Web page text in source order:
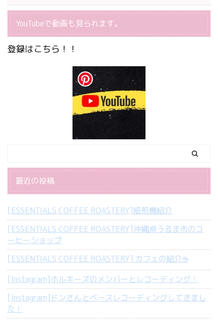
YouTubeで動画も見られます。
登録はこちら！！
最近の投稿
[ESSENTIALS COFFEE ROASTERY]焙煎機紹介
[ESSENTIALS COFFEE ROASTERY]沖縄県うるま市のコ
ーヒーショップ
[ESSENTIALS COFFEE ROASTERY] カフェの紹介☕️
[Instagram]ホルキーズのメンバーとレコーディング！
[Instagram]ドンさんとベースレコーディングしてきまし
た！